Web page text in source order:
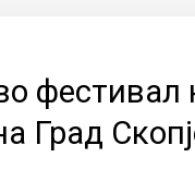
фестивал
Град